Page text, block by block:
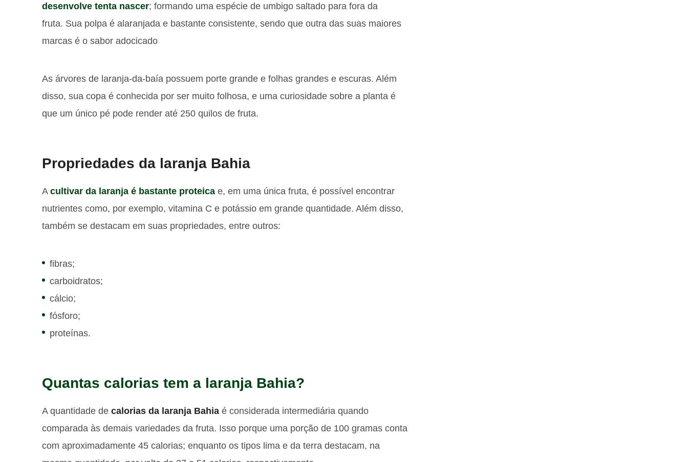
desenvolve tenta nascer; formando uma espécie de umbigo saltado para fora da
fruta. Sua polpa é alaranjada e bastante consistente, sendo que outra das suas maiores
marcas é o sabor adocicado
As árvores de laranja-da-baía possuem porte grande e folhas grandes e escuras. Além
disso, sua copa é conhecida por ser muito folhosa, e uma curiosidade sobre a planta é
que um único pé pode render até 250 quilos de fruta.
Propriedades da laranja Bahia
A cultivar da laranja é bastante proteica e, em uma única fruta, é possível encontrar
nutrientes como, por exemplo, vitamina C e potássio em grande quantidade. Além disso,
também se destacam em suas propriedades, entre outros:
fibras;
carboidratos;
cálcio;
fósforo;
proteínas.
Quantas calorias tem a laranja Bahia?
A quantidade de calorias da laranja Bahia é considerada intermediária quando
comparada às demais variedades da fruta. Isso porque uma porção de 100 gramas conta
com aproximadamente 45 calorias; enquanto os tipos lima e da terra destacam, na